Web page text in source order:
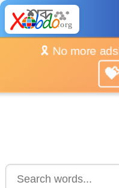
🎗️ No more